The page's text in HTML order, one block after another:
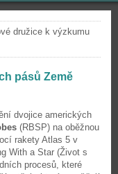
družice k výzkumu
pásů Země
dvojice amerických
(RBSP) na oběžnou
rakety Atlas 5 v
With a Star (Život s
procesů, které